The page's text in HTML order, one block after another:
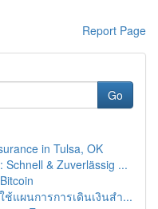
Report Page
Go
in Tulsa, OK
Schnell & Zuverlässig ...
แผนการการเดินเงินสำ...